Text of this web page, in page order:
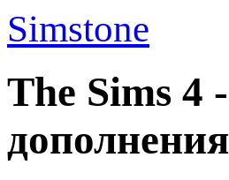
Simstone
The Sims 4
дополнения